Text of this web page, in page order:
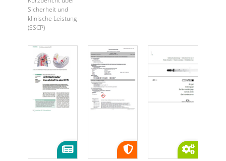
Sicherheit und
klinische Leistung
(SSCP)